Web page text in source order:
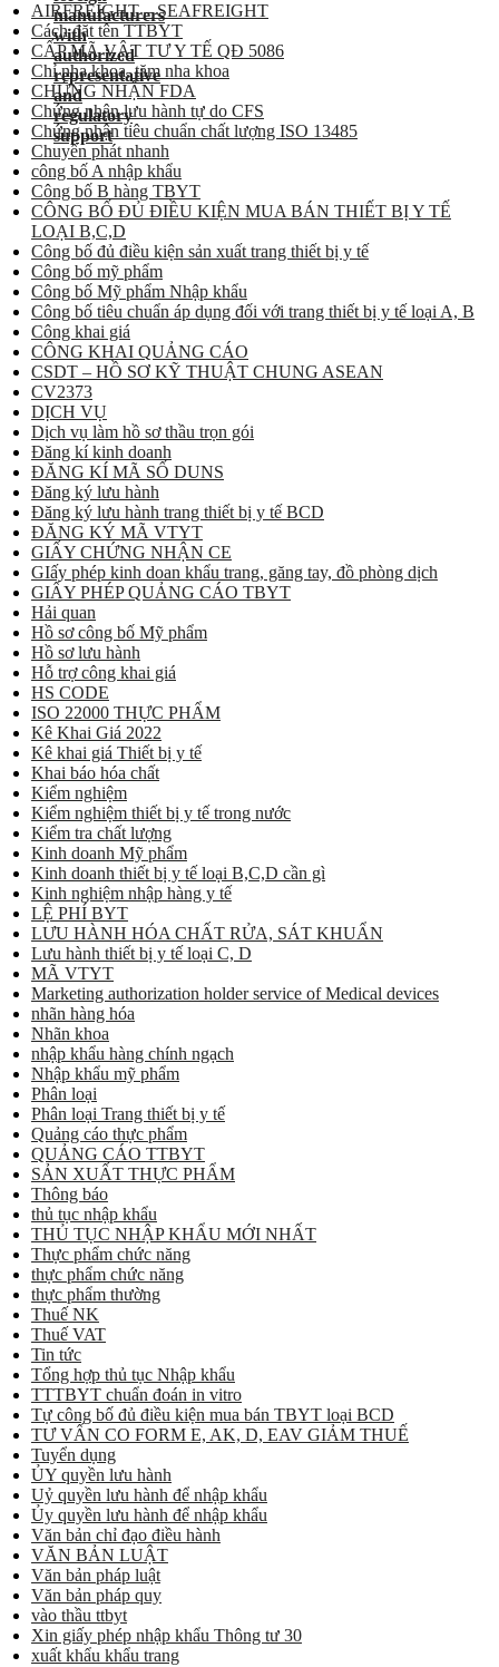
AIRFREIGHT – SEAFREIGHT
Cách đặt tên TTBYT
CẤP MÃ VẬT TƯ Y TẾ QĐ 5086
Chỉ nha khoa, tăm nha khoa
CHỨNG NHẬN FDA
Chứng nhận lưu hành tự do CFS
Chứng nhận tiêu chuẩn chất lượng ISO 13485
Chuyển phát nhanh
công bố A nhập khẩu
Công bố B hàng TBYT
CÔNG BỐ ĐỦ ĐIỀU KIỆN MUA BÁN THIẾT BỊ Y TẾ
LOẠI B,C,D
Công bố đủ điều kiện sản xuất trang thiết bị y tế
Công bố mỹ phẩm
Công bố Mỹ phẩm Nhập khẩu
Công bố tiêu chuẩn áp dụng đối với trang thiết bị y tế loại A, B
Công khai giá
CÔNG KHAI QUẢNG CÁO
CSDT – HỒ SƠ KỸ THUẬT CHUNG ASEAN
CV2373
DỊCH VỤ
Dịch vụ làm hồ sơ thầu trọn gói
Đăng kí kinh doanh
ĐĂNG KÍ MÃ SỐ DUNS
Đăng ký lưu hành
Đăng ký lưu hành trang thiết bị y tế BCD
ĐĂNG KÝ MÃ VTYT
GIẤY CHỨNG NHẬN CE
GIấy phép kinh doan khẩu trang, găng tay, đồ phòng dịch
GIẤY PHÉP QUẢNG CÁO TBYT
Hải quan
Hồ sơ công bố Mỹ phẩm
Hồ sơ lưu hành
Hỗ trợ công khai giá
HS CODE
ISO 22000 THỰC PHẨM
Kê Khai Giá 2022
Kê khai giá Thiết bị y tế
Khai báo hóa chất
Kiểm nghiệm
Kiểm nghiệm thiết bị y tế trong nước
Kiểm tra chất lượng
Kinh doanh Mỹ phẩm
Kinh doanh thiết bị y tế loại B,C,D cần gì
Kinh nghiệm nhập hàng y tế
LỆ PHÍ BYT
LƯU HÀNH HÓA CHẤT RỬA, SÁT KHUẨN
Lưu hành thiết bị y tế loại C, D
MÃ VTYT
Marketing authorization holder service of Medical devices
nhãn hàng hóa
Nhãn khoa
nhập khẩu hàng chính ngạch
Nhập khẩu mỹ phẩm
Phân loại
Phân loại Trang thiết bị y tế
Quảng cáo thực phẩm
QUẢNG CÁO TTBYT
SẢN XUẤT THỰC PHẨM
Thông báo
thủ tục nhập khẩu
THỦ TỤC NHẬP KHẨU MỚI NHẤT
Thực phẩm chức năng
thực phẩm chức năng
thực phẩm thường
Thuế NK
Thuế VAT
Tin tức
Tổng hợp thủ tục Nhập khẩu
TTTBYT chuẩn đoán in vitro
Tự công bố đủ điều kiện mua bán TBYT loại BCD
TƯ VẤN CO FORM E, AK, D, EAV GIẢM THUẾ
Tuyển dụng
ỦY quyền lưu hành
Uỷ quyền lưu hành để nhập khẩu
Ủy quyền lưu hành để nhập khẩu
Văn bản chỉ đạo điều hành
VĂN BẢN LUẬT
Văn bản pháp luật
Văn bản pháp quy
vào thầu ttbyt
Xin giấy phép nhập khẩu Thông tư 30
xuất khẩu khẩu trang